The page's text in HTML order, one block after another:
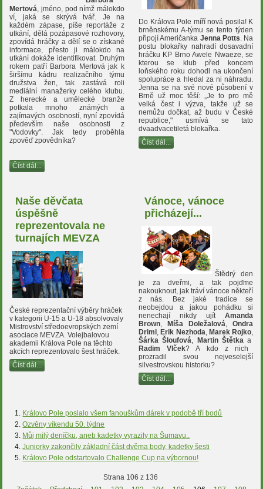
Mertová , jméno, pod nímž málokdo
ví, jaká se skrývá tvář. Je na
každém zápase, píše reportáže z
utkání, dělá pozápasové rozhovory,
zpovídá hráčky a dělí se o získané
informace, přesto ji málokdo na
utkání dokáže identifikovat. Druhým
rokem patří Barbora Mertová jak k
širšímu kádru realizačního týmu
družstva žen, tak zastává roli
mediální manažerky celého klubu.
Z herecké a umělecké branže
potkala mnoho známých a
zajímavých osobností, nyní zpovídá
především naše osobnosti z
"Vodovky". Jak tedy proběhla
zpověď zpovědníka?
Číst dál...
Do Králova Pole míří nová posila! K
brněnskému A-týmu se tento týden
připojí Američanka Jenna Potts. Na
postu blokařky nahradí dosavadní
hráčku KP Brno Awele Nwaeze, se
kterou se klub před koncem
loňského roku dohodl na ukončení
spolupráce a hledal za ni náhradu.
Jenna se na své nové působení v
Brně už moc těší: „Je to pro mě
velká čest i výzva, takže už se
nemůžu dočkat, až budu v České
republice," usmívá se tato
dvaadvacetiletá blokařka.
Číst dál...
Naše děvčata
úspěšně
reprezentovala ne
turnajích MEVZA
České reprezentační výběry hráček
v kategorii U-15 a U-18 absolvovaly
Mistrovství středoevropských zemí
asociace MEVZA. Volejbalovou
akademii Králova Pole na těchto
akcích reprezentovalo šest hráček.
Číst dál...
Vánoce, vánoce
přicházejí...
Štědrý den
je za dveřmi, a tak pojďme
nakouknout, jak tráví vánoce někteří
z nás. Bez jaké tradice se
neobejdou a jakou pohádku si
nenechají nikdy ujítAmanda
Brown, Míša Doležalová
Ondra
Driml, Erik Nezhoda Marek Rojko
Šárka Šloufová
Martin Štětkaa
Radim Vlček? A kdo z nich
prozradil svou nejveselejší
silvestrovskou historku?
Číst dál...
Královo Pole poslalo všem fanouškům dárek v podobě tří bodů
Ozvěny víkendu 50. týdne
Můj milý deníčku, aneb kadetky vyrazily na Šumavu..
Juniorky zakončily základní část dvěma body, kadetky šesti
Královo Pole odstartovalo Challenge Cup na výbornou!
Strana 106 z 136